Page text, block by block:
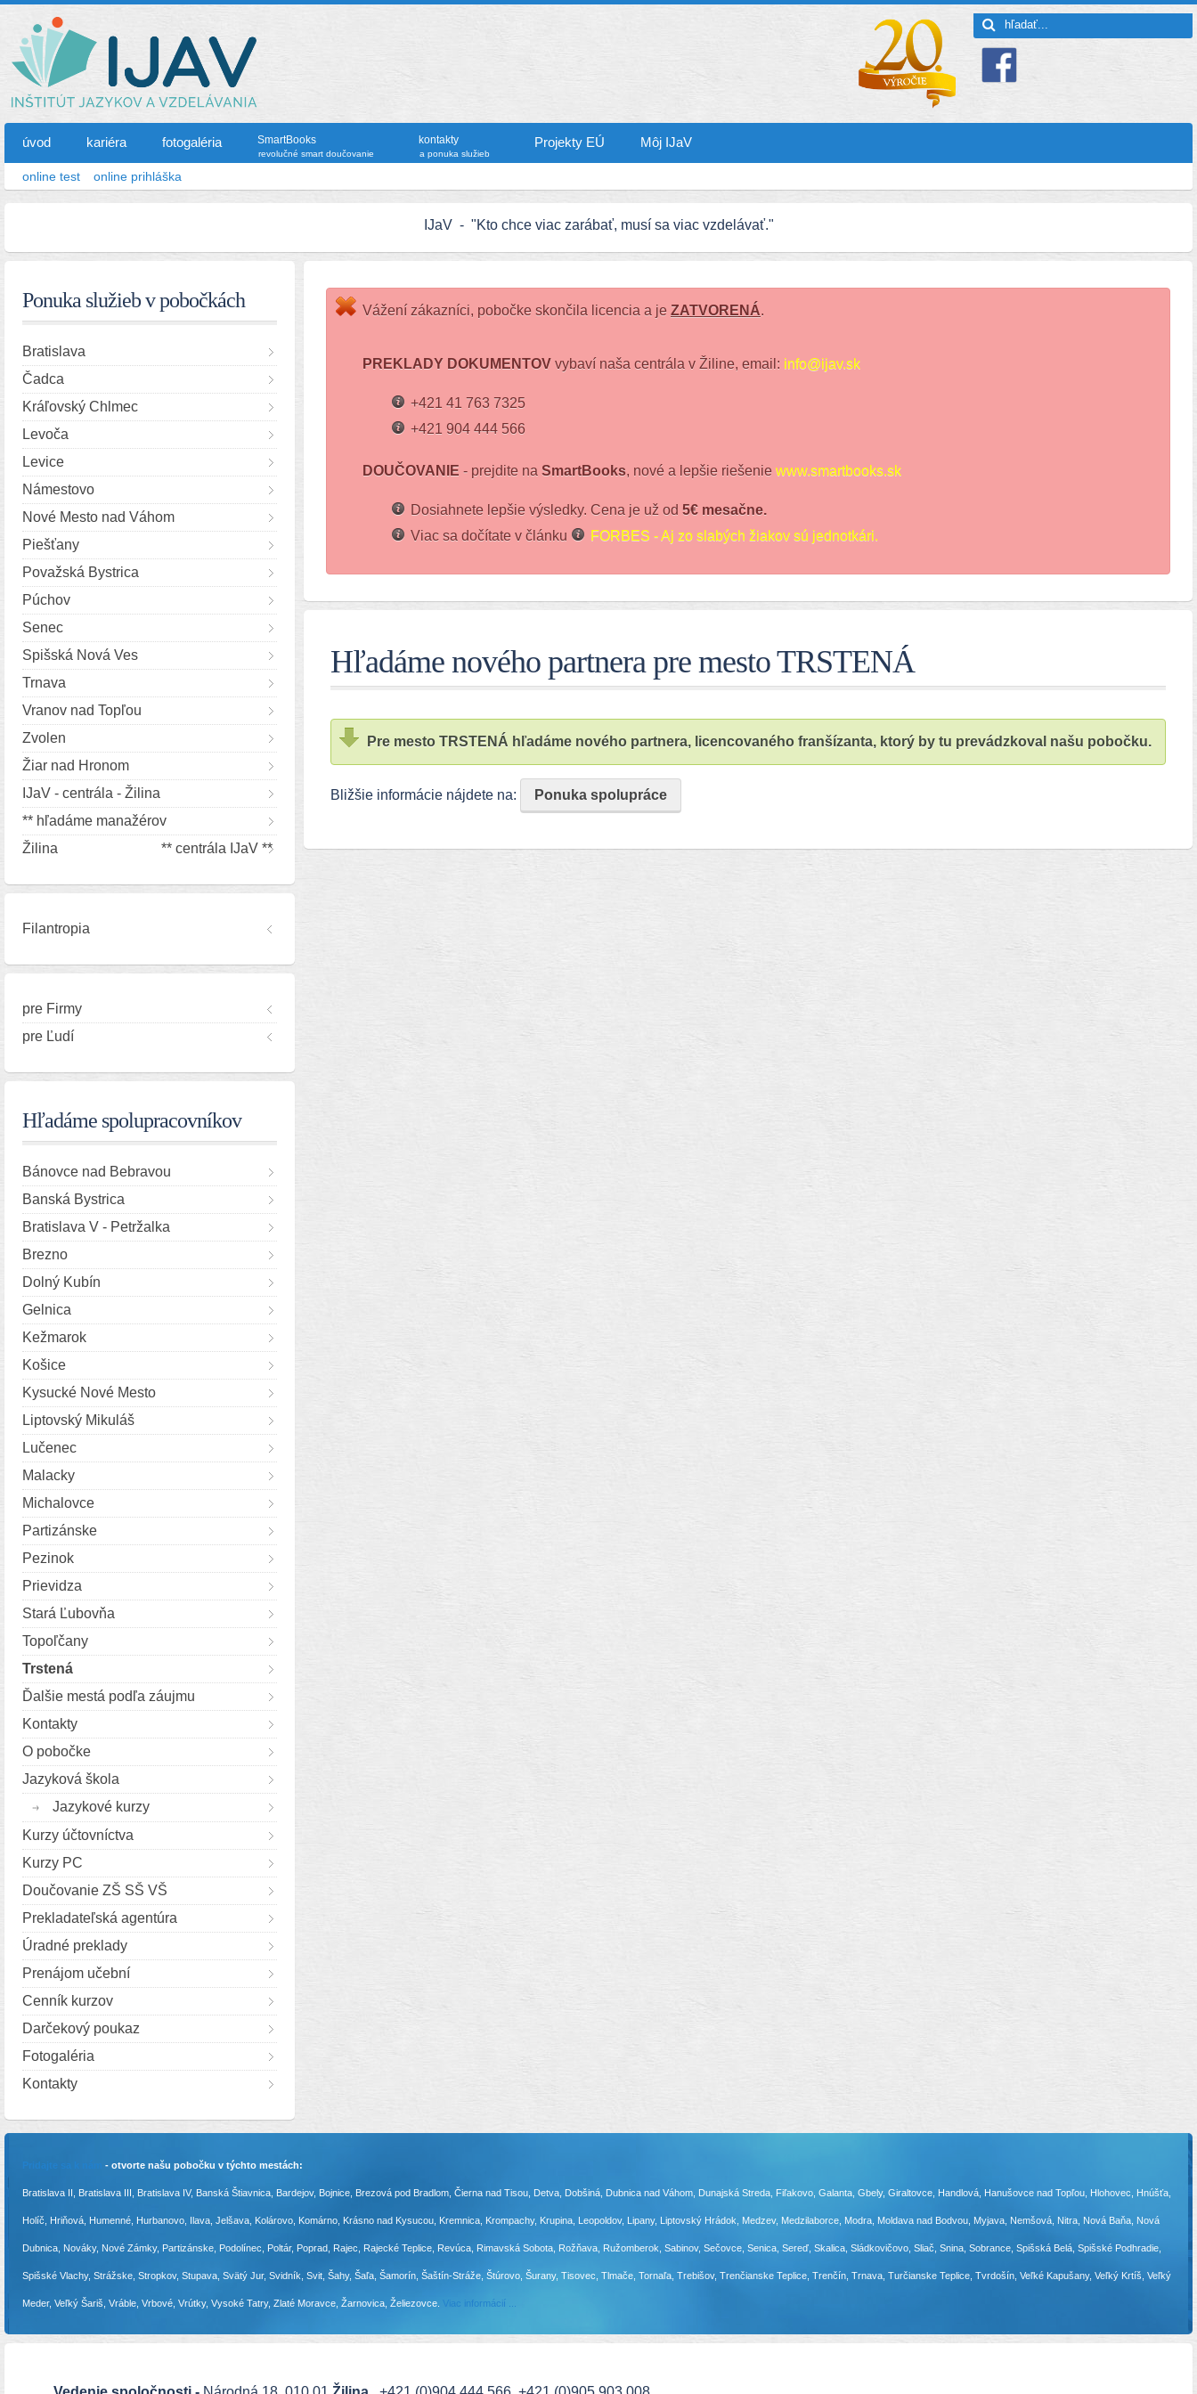
úvod kariéra fotogaléria SmartBooks
revolučné smart doučovanie
kontakty
a ponuka služieb
Projekty EÚ Môj IJaV
online test online prihláška
IJaV - "Kto chce viac zarábať, musí sa viac vzdelávať."
Vážení zákazníci, pobočke skončila licencia a je ZATVORENÁ.
PREKLADY DOKUMENTOV vybaví naša centrála v Žiline, email: info@ijav.sk
+421 41 763 7325
+421 904 444 566
DOUČOVANIE - prejdite na SmartBooks, nové a lepšie riešenie www.smartbooks.sk
Dosiahnete lepšie výsledky. Cena je už od 5€ mesačne.
Viac sa dočítate v článku
FORBES - Aj zo slabých žiakov sú jednotkári.
Hľadáme nového partnera pre mesto TRSTENÁ
Pre mesto TRSTENÁ hľadáme nového partnera, licencovaného franšízanta, ktorý by tu prevádzkoval našu pobočku.
Bližšie informácie nájdete na: Ponuka spolupráce
Ponuka služieb v pobočkách
Bratislava
Čadca
Kráľovský Chlmec
Levoča
Levice
Námestovo
Nové Mesto nad Váhom
Piešťany
Považská Bystrica
Púchov
Senec
Spišská Nová Ves
Trnava
Vranov nad Topľou
Zvolen
Žiar nad Hronom
IJaV - centrála - Žilina
** hľadáme manažérov
Žilina ** centrála IJaV **
Filantropia
pre Firmy
pre Ľudí
Hľadáme spolupracovníkov
Bánovce nad Bebravou
Banská Bystrica
Bratislava V - Petržalka
Brezno
Dolný Kubín
Gelnica
Kežmarok
Košice
Kysucké Nové Mesto
Liptovský Mikuláš
Lučenec
Malacky
Michalovce
Partizánske
Pezinok
Prievidza
Stará Ľubovňa
Topoľčany
Trstená
Ďalšie mestá podľa záujmu
Kontakty
O pobočke
Jazyková škola
Jazykové kurzy
Kurzy účtovníctva
Kurzy PC
Doučovanie ZŠ SŠ VŠ
Prekladateľská agentúra
Úradné preklady
Prenájom učební
Cenník kurzov
Darčekový poukaz
Fotogaléria
Kontakty
Pridajte sa k nám - otvorte našu pobočku v týchto mestách:
Bratislava II, Bratislava III, Bratislava IV, Banská Štiavnica, Bardejov, Bojnice, Brezová pod Bradlom, Čierna nad Tisou, Detva, Dobšiná, Dubnica nad Váhom, Dunajská Streda, Fiľakovo, Galanta, Gbely, Giraltovce, Handlová, Hanušovce nad Topľou, Hlohovec, Hnúšťa,
Holíč, Hriňová, Humenné, Hurbanovo, Ilava, Jelšava, Kolárovo, Komárno, Krásno nad Kysucou, Kremnica, Krompachy, Krupina, Leopoldov, Lipany, Liptovský Hrádok, Medzev, Medzilaborce, Modra, Moldava nad Bodvou, Myjava, Nemšová, Nitra, Nová Baňa, Nová
Dubnica, Nováky, Nové Zámky, Partizánske, Podolínec, Poltár, Poprad, Rajec, Rajecké Teplice, Revúca, Rimavská Sobota, Rožňava, Ružomberok, Sabinov, Sečovce, Senica, Sereď, Skalica, Sládkovičovo, Sliač, Snina, Sobrance, Spišská Belá, Spišské Podhradie,
Spišské Vlachy, Strážske, Stropkov, Stupava, Svätý Jur, Svidník, Svit, Šahy, Šaľa, Šamorín, Šaštín-Stráže, Štúrovo, Šurany, Tisovec, Tlmače, Tornaľa, Trebišov, Trenčianske Teplice, Trenčín, Trnava, Turčianske Teplice, Tvrdošín, Veľké Kapušany, Veľký Krtíš, Veľký
Meder, Veľký Šariš, Vráble, Vrbové, Vrútky, Vysoké Tatry, Zlaté Moravce, Žarnovica, Želiezovce. Viac informácií ...